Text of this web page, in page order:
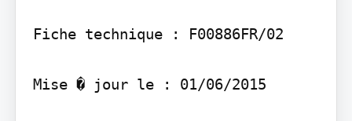
Fiche technique : F00886FR/02
Mise � jour le : 01/06/2015